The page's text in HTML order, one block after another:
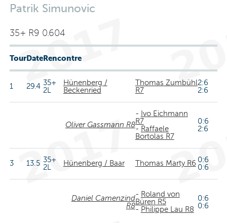
Patrik Simunovic
35+ R9 0.604
TourDateRencontre
1 29.4 35+
2L
Hünenberg /
Beckenried
Thomas Zumbühl
R7
2:6
2:6
Oliver Gassmann R8
- Ivo Eichmann
R7
- Raffaele
Bortolas R7
0:6
2:6
3 13.5 35+
2L
Hünenberg / Baar Thomas Marty R6 0:6
0:6
Daniel Camenzind
R8
- Roland von
Büren R5
- Philippe Lau R8
0:6
0:6